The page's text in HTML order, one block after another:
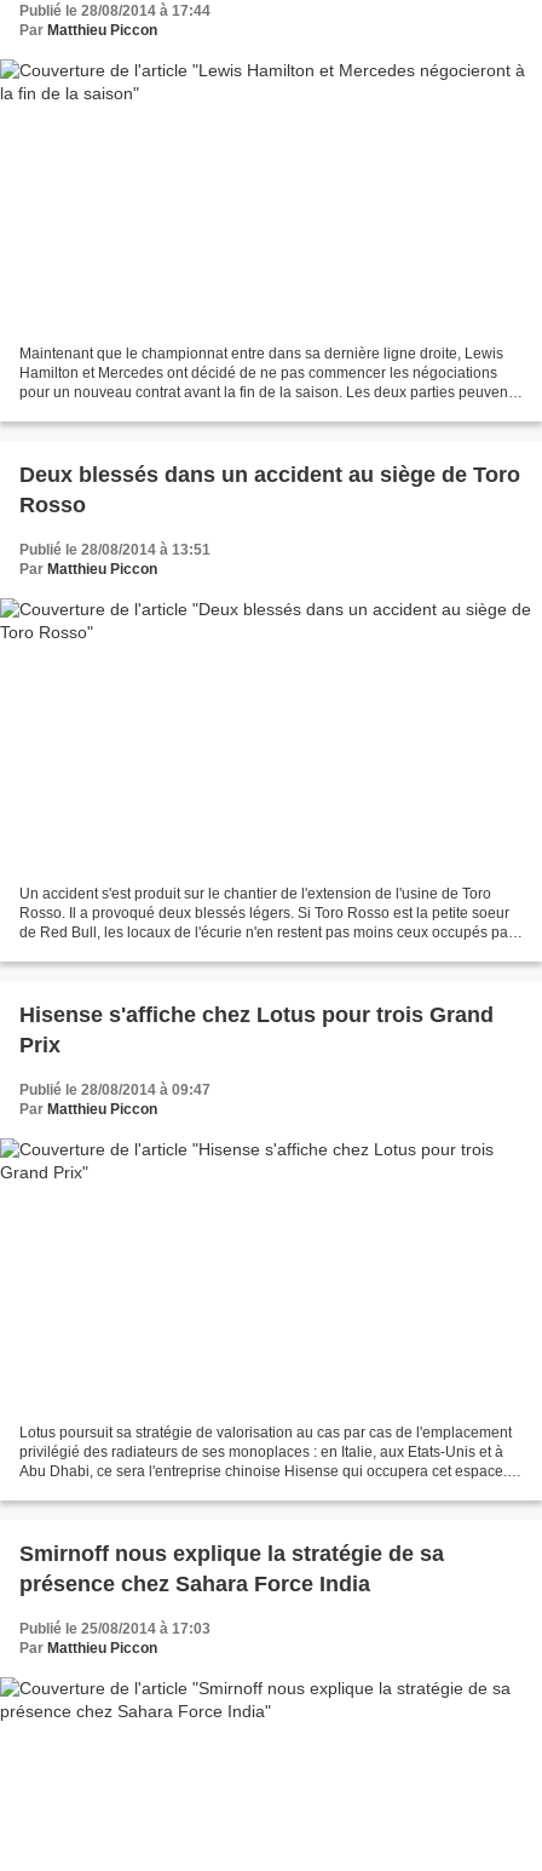
Publié le 28/08/2014 à 17:44
Par Matthieu Piccon
Maintenant que le championnat entre dans sa dernière ligne droite, Lewis
Hamilton et Mercedes ont décidé de ne pas commencer les négociations
pour un nouveau contrat avant la fin de la saison. Les deux parties peuvent
Deux blessés dans un accident au siège de Toro
Rosso
Publié le 28/08/2014 à 13:51
Par Matthieu Piccon
Un accident s'est produit sur le chantier de l'extension de l'usine de Toro
Rosso. Il a provoqué deux blessés légers. Si Toro Rosso est la petite soeur
de Red Bull, les locaux de l'écurie n'en restent pas moins ceux occupés par
Hisense s'affiche chez Lotus pour trois Grand
Prix
Publié le 28/08/2014 à 09:47
Par Matthieu Piccon
Lotus poursuit sa stratégie de valorisation au cas par cas de l'emplacement
privilégié des radiateurs de ses monoplaces : en Italie, aux Etats-Unis et à
Abu Dhabi, ce sera l'entreprise chinoise Hisense qui occupera cet espace.
Smirnoff nous explique la stratégie de sa
présence chez Sahara Force India
Publié le 25/08/2014 à 17:03
Par Matthieu Piccon